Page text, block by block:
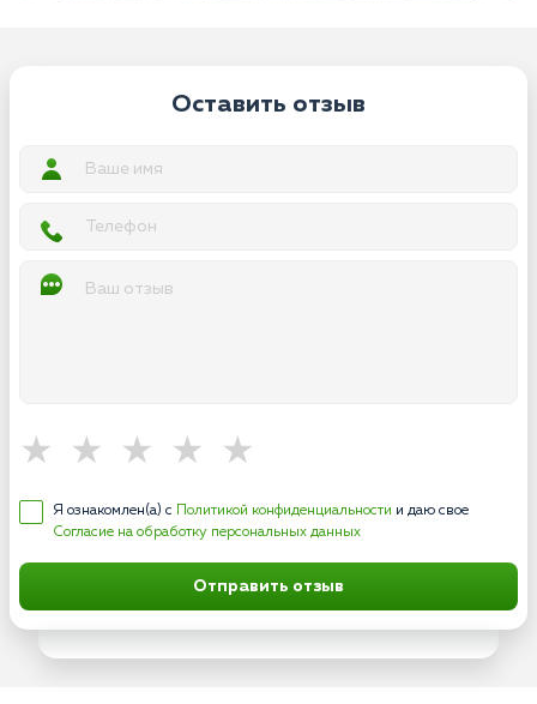
Оставить отзыв
Я ознакомлен(а) с Политикой конфиденциальности и даю свое
Согласие на обработку персональных данных
Отправить отзыв